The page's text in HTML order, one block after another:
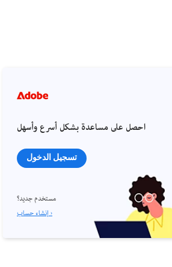
احصل على مساعدة بشكل أسرع وأسهل
تسجيل الدخول
مستخدم جديد؟
إنشاء حساب ›